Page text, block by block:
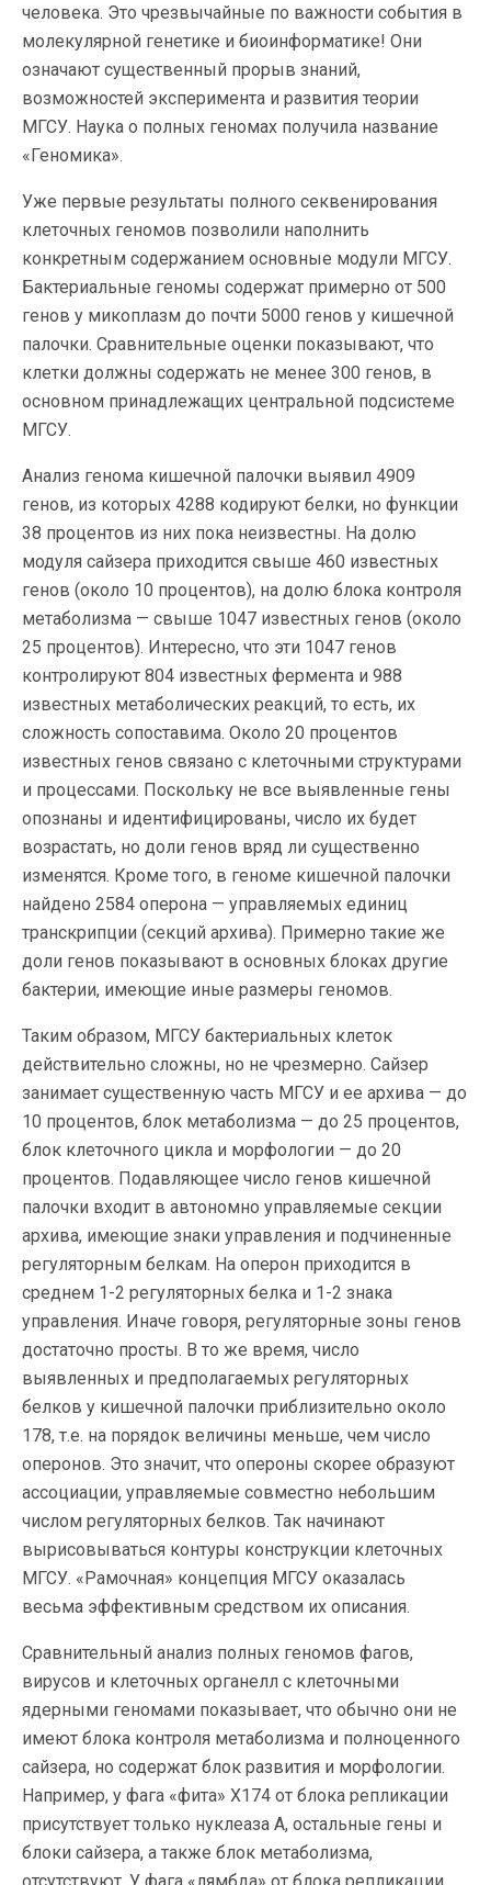
человека. Это чрезвычайные по важности события в
молекулярной генетике и биоинформатике! Они
означают существенный прорыв знаний,
возможностей эксперимента и развития теории
МГСУ. Наука о полных геномах получила название
«Геномика».
Уже первые результаты полного секвенирования
клеточных геномов позволили наполнить
конкретным содержанием основные модули МГСУ.
Бактериальные геномы содержат примерно от 500
генов у микоплазм до почти 5000 генов у кишечной
палочки. Сравнительные оценки показывают, что
клетки должны содержать не менее 300 генов, в
основном принадлежащих центральной подсистеме
МГСУ.
Анализ генома кишечной палочки выявил 4909
генов, из которых 4288 кодируют белки, но функции
38 процентов из них пока неизвестны. На долю
модуля сайзера приходится свыше 460 известных
генов (около 10 процентов), на долю блока контроля
метаболизма — свыше 1047 известных генов (около
25 процентов). Интересно, что эти 1047 генов
контролируют 804 известных фермента и 988
известных метаболических реакций, то есть, их
сложность сопоставима. Около 20 процентов
известных генов связано с клеточными структурами
и процессами. Поскольку не все выявленные гены
опознаны и идентифицированы, число их будет
возрастать, но доли генов вряд ли существенно
изменятся. Кроме того, в геноме кишечной палочки
найдено 2584 оперона — управляемых единиц
транскрипции (секций архива). Примерно такие же
доли генов показывают в основных блоках другие
бактерии, имеющие иные размеры геномов.
Таким образом, МГСУ бактериальных клеток
действительно сложны, но не чрезмерно. Сайзер
занимает существенную часть МГСУ и ее архива — до
10 процентов, блок метаболизма — до 25 процентов,
блок клеточного цикла и морфологии — до 20
процентов. Подавляющее число генов кишечной
палочки входит в автономно управляемые секции
архива, имеющие знаки управления и подчиненные
регуляторным белкам. На оперон приходится в
среднем 1-2 регуляторных белка и 1-2 знака
управления. Иначе говоря, регуляторные зоны генов
достаточно просты. В то же время, число
выявленных и предполагаемых регуляторных
белков у кишечной палочки приблизительно около
178, т.е. на порядок величины меньше, чем число
оперонов. Это значит, что опероны скорее образуют
ассоциации, управляемые совместно небольшим
числом регуляторных белков. Так начинают
вырисовываться контуры конструкции клеточных
МГСУ. «Рамочная» концепция МГСУ оказалась
весьма эффективным средством их описания.
Сравнительный анализ полных геномов фагов,
вирусов и клеточных органелл с клеточными
ядерными геномами показывает, что обычно они не
имеют блока контроля метаболизма и полноценного
сайзера, но содержат блок развития и морфологии.
Например, у фага «фита» X174 от блока репликации
присутствует только нуклеаза А, остальные гены и
блоки сайзера, а также блок метаболизма,